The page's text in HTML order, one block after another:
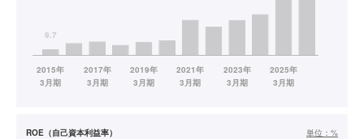
ROE（自己資本利益率） 単位： %